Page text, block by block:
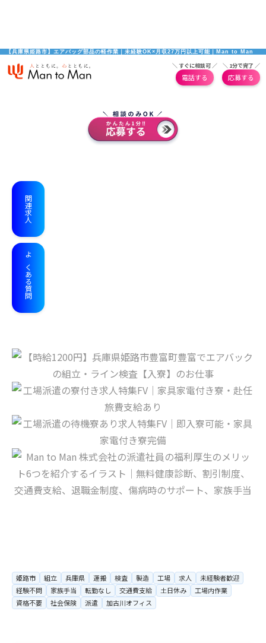
【兵庫県姫路市】エアバッグ部品の軽作業｜未経験OK×月収27万円以上可能｜Man to Man
＼ すぐに相談可 ／
電話する
＼ 1分で完了 ／
応募する
関連求人
よくある質問
姫路市 組立 兵庫県 運搬 検査 製造 工場 求人
未経験者歓迎
経験不問
家族手当 転勤なし 交通費支給 土日休み
工場内作業
資格不要
社会保険 派遣 加古川オフィス